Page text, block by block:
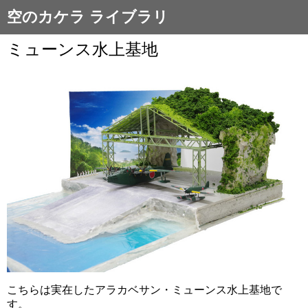
空のカケラ ライブラリ
ミューンス水上基地
こちらは実在したアラカベサン・ミューンス水上基地で
す。